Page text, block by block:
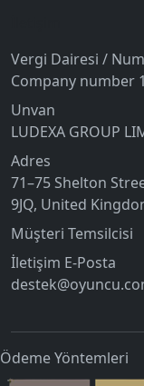
Vergi Dairesi /
Company number
Unvan
LUDEXA GROUP
Adres
71–75 Shelton
9JQ, United
Müşteri Temsilcisi
İletişim E-Posta
Ödeme Yöntemleri